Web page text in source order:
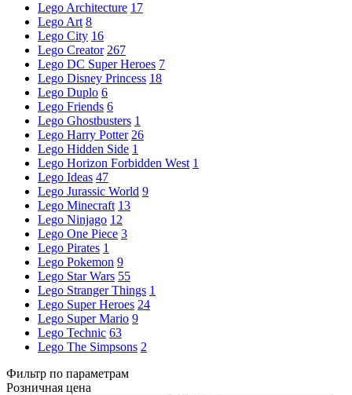
Lego Architecture 17
Lego Art 8
Lego City 16
Lego Creator 267
Lego DC Super Heroes 7
Lego Disney Princess 18
Lego Duplo 6
Lego Friends 6
Lego Ghostbusters 1
Lego Harry Potter 26
Lego Hidden Side 1
Lego Horizon Forbidden West 1
Lego Ideas 47
Lego Jurassic World 9
Lego Minecraft 13
Lego Ninjago 12
Lego One Piece 3
Lego Pirates 1
Lego Pokemon 9
Lego Star Wars 55
Lego Stranger Things 1
Lego Super Heroes 24
Lego Super Mario 9
Lego Technic 63
Lego The Simpsons 2
Фильтр по параметрам
Розничная цена